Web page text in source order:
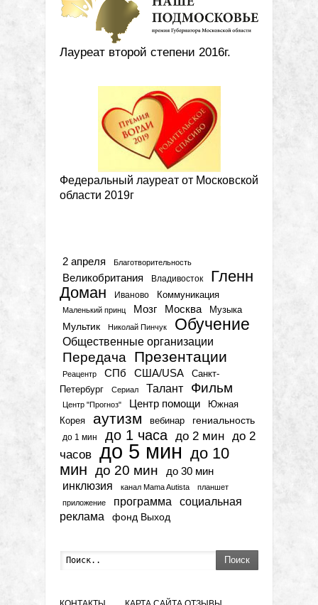
Лауреат второй степени 2016г.
Федеральный лауреат от Московской
области 2019г
2 апреля Благотворительность
Великобритания Владивосток
Гленн
Доман
Иваново Коммуникация
Маленький принц Мозг Москва Музыка
Мультик Николай Пинчук Обучение
Общественные организации
Передача Презентации
Реацентр СПб США/USA
Санкт-
Петербург
Сериал Талант Фильм
Центр "Прогноз" Центр помощи
Южная
Корея
аутизм вебинар гениальность
до 1 мин до 1 часа до 2 мин до 2
часов до 5 мин до 10
мин до 20 мин до 30 мин
инклюзия канал Mama Autista
планшет
приложение
программа
социальная
реклама
фонд Выход
Поиск